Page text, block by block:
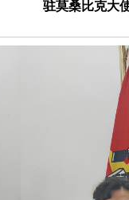
驻莫桑比克大